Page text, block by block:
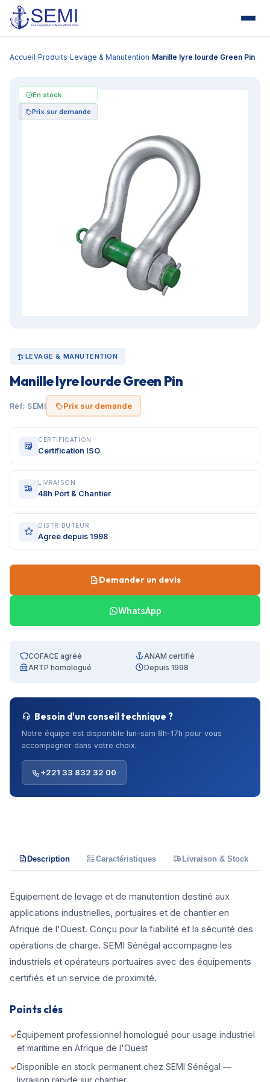
Accueil›Produits›Levage & Manutention›Manille lyre lourde Green Pin
En stock
Prix sur demande
LEVAGE & MANUTENTION
Manille lyre lourde Green Pin
Réf: SEMI Prix sur demande
CERTIFICATION
Certification ISO
LIVRAISON
48h Port & Chantier
DISTRIBUTEUR
Agréé depuis 1998
Demander un devis
WhatsApp
COFACE agréé
ANAM certifié
ARTP homologué
Depuis 1998
Besoin d'un conseil technique ?
Notre équipe est disponible lun–sam 8h–17h pour vous
accompagner dans votre choix.
+221 33 832 32 00
Description Caractéristiques Livraison & Stock
Équipement de levage et de manutention destiné aux
applications industrielles, portuaires et de chantier en
Afrique de l'Ouest. Conçu pour la fiabilité et la sécurité des
opérations de charge. SEMI Sénégal accompagne les
industriels et opérateurs portuaires avec des équipements
certifiés et un service de proximité.
Points clés
Équipement professionnel homologué pour usage industriel
et maritime en Afrique de l'Ouest
Disponible en stock permanent chez SEMI Sénégal —
livraison rapide sur chantier